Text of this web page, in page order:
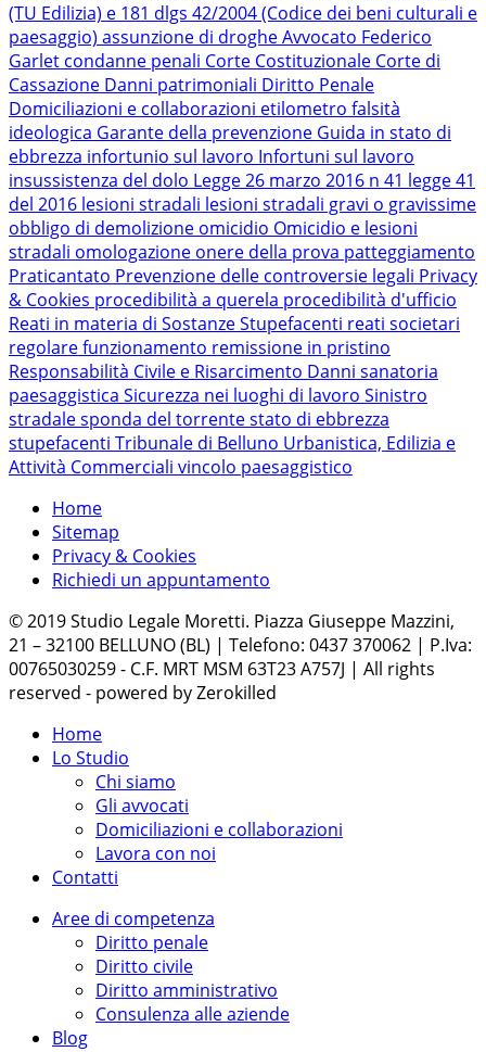
(TU Edilizia) e 181 dlgs 42/2004 (Codice dei beni culturali e
paesaggio) assunzione di drogheAvvocato Federico
Garlet condanne penali Corte Costituzionale Corte di
Cassazione Danni patrimoniali Diritto Penale
Domiciliazioni e collaborazioni etilometro falsità
ideologica Garante della prevenzione Guida in stato di
ebbrezza infortunio sul lavoro Infortuni sul lavoro
insussistenza del dolo Legge 26 marzo 2016 n 41 legge 41
del 2016 lesioni stradali lesioni stradali gravi o gravissime
obbligo di demolizione omicidio Omicidio e lesioni
stradali omologazione onere della prova patteggiamento
Praticantato Prevenzione delle controversie legali Privacy
& Cookies procedibilità a querela procedibilità d'ufficio
Reati in materia di Sostanze Stupefacenti reati societari
regolare funzionamento remissione in pristino
Responsabilità Civile e Risarcimento Danni sanatoria
paesaggistica Sicurezza nei luoghi di lavoro Sinistro
stradalesponda del torrentestato di ebbrezza
stupefacenti Tribunale di Belluno Urbanistica, Edilizia e
Attività Commerciali vincolo paesaggistico
Home
Sitemap
Privacy & Cookies
Richiedi un appuntamento
© 2019 Studio Legale Moretti. Piazza Giuseppe Mazzini,
21 – 32100 BELLUNO (BL) | Telefono: 0437 370062 | P.Iva:
00765030259 - C.F. MRT MSM 63T23 A757J | All rights
reserved - powered by Zerokilled
Home
Lo Studio
Chi siamo
Gli avvocati
Domiciliazioni e collaborazioni
Lavora con noi
Contatti
Aree di competenza
Diritto penale
Diritto civile
Diritto amministrativo
Consulenza alle aziende
Blog